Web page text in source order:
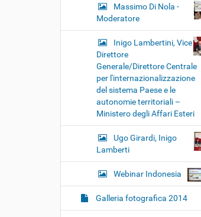
Massimo Di Nola -
Moderatore
Inigo Lambertini, Vice
Direttore
Generale/Direttore Centrale
per l'internazionalizzazione
del sistema Paese e le
autonomie territoriali –
Ministero degli Affari Esteri
Ugo Girardi, Inigo
Lamberti
Webinar Indonesia
Galleria fotografica 2014